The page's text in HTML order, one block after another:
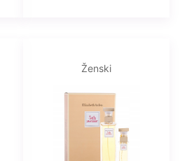
Ženski